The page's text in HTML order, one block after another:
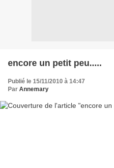
encore un petit peu.....
Publié le 15/11/2010 à 14:47
Par Annemary